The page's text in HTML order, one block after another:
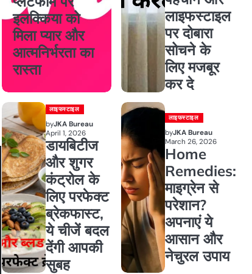
इलक्किया को
मिला प्यार और
आत्मनिर्भरता का
रास्ता
लाइफस्टाइल
पर दोबारा
सोचने के
लिए मजबूर
कर दे
लाइफस्टाइल
byJKA Bureau
April 1, 2026
डायबिटीज
और शुगर
कंट्रोल के
लिए परफेक्ट
ब्रेकफास्ट,
ये चीजें बदल
देंगी आपकी
सुबह
लाइफस्टाइल
byJKA Bureau
March 26, 2026
Home
Remedies:
माइग्रेन से
परेशान?
अपनाएं ये
आसान और
नेचुरल उपाय